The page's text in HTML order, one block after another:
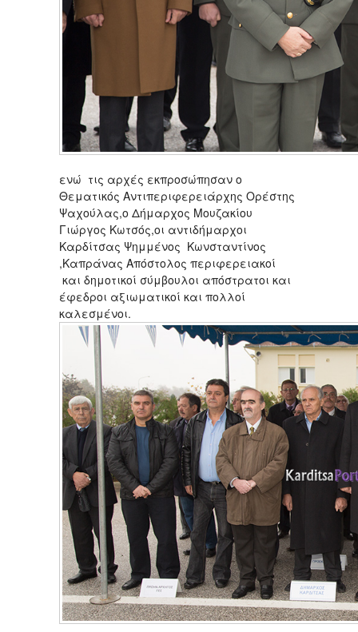
ενώ τις αρχές εκπροσώπησαν ο
Θεματικός Αντιπεριφερειάρχης Ορέστης
Ψαχούλας,ο Δήμαρχος Μουζακίου
Γιώργος Κωτσός,οι αντιδήμαρχοι
Καρδίτσας Ψημμένος Κωνσταντίνος
,Καπράνας Απόστολος περιφερειακοί
και δημοτικοί σύμβουλοι απόστρατοι και
έφεδροι αξιωματικοί και πολλοί
καλεσμένοι.